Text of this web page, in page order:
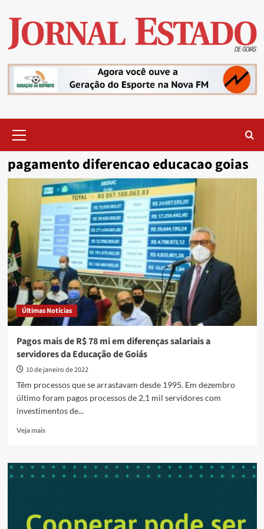
content
Menu
pagamento diferencao educacao goias
Últimas Notícias
Pagos mais de R$ 78 mi em diferenças salariais a
servidores da Educação de Goiás
10 de janeiro de 2022
Têm processos que se arrastavam desde 1995. Em dezembro
último foram pagos processos de 2,1 mil servidores com
investimentos de...
Veja maisRead
Pagos
mais
mi